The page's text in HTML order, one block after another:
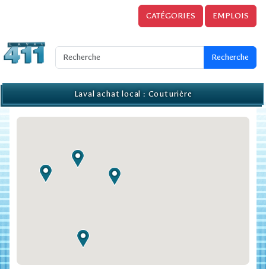
CATÉGORIES EMPLOIS
Laval achat local : Couturière